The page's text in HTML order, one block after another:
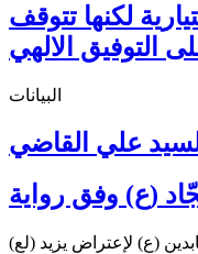
لكنها تتوقف
التوفيق الالهي
البيانات
علي القاضي
(ع) وفق رواية
(ع) لإعتراض يزيد (لع)